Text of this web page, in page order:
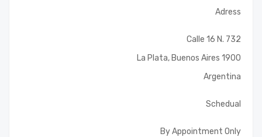
Adress
Calle 16 N. 732
La Plata, Buenos Aires 1900
Argentina
Schedual
By Appointment Only